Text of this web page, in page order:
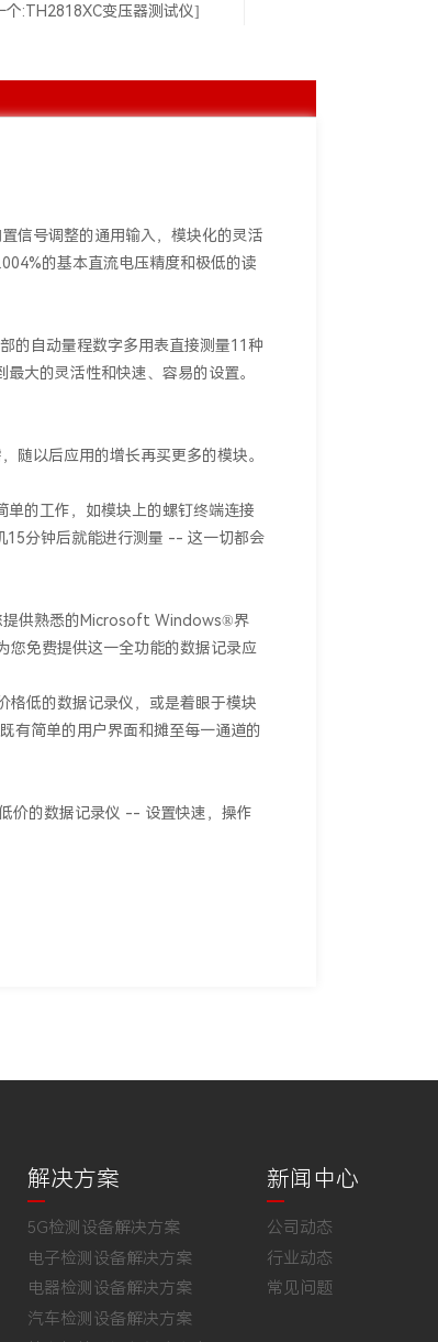
个:TH2818XC变压器测试仪]
信号调整的通用输入，模块化的灵活
的基本直流电压精度和极低的读
。
的自动量程数字多用表直接测量11种
大的灵活性和快速、容易的设置。
随以后应用的增长再买更多的模块。
的工作，如模块上的螺钉终端连接
15分钟后就能进行测量 -- 这一切都会
提供熟悉的Microsoft Windows®界
您免费提供这一全功能的数据记录应
格低的数据记录仪，或是着眼于模块
有简单的用户界面和摊至每一通道的
价的数据记录仪 -- 设置快速，操作
解决方案
5G检测设备解决方案
电子检测设备解决方案
电器检测设备解决方案
汽车检测设备解决方案
新闻中心
公司动态
行业动态
常见问题